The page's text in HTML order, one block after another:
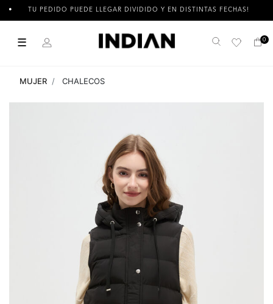
TU PEDIDO PUEDE LLEGAR DIVIDIDO Y EN DISTINTAS FECHAS!
☰ Buscar 0
MUJER CHALECOS